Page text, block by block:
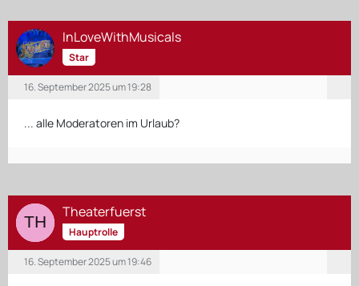
InLoveWithMusicals
Star
16. September 2025 um 19:28
... alle Moderatoren im Urlaub?
Theaterfuerst
Hauptrolle
16. September 2025 um 19:46